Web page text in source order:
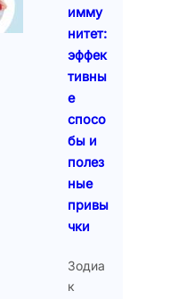
имму
нитет:
эффек
тивны
е
спосо
бы и
полез
ные
привы
чки
Зодиа
к